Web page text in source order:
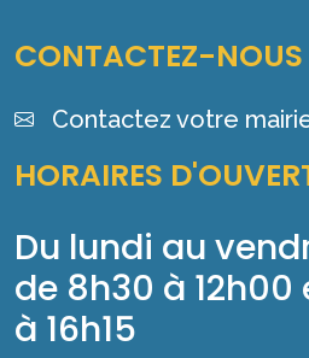
CONTACTEZ-NOUS
Contactez votre
HORAIRES
Du lundi au
de 8h30 à 12h00
à 16h15